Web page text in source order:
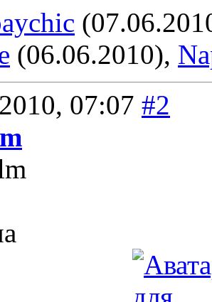
(06.06.2010),
07:07 #2